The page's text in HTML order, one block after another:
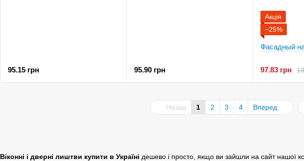
Віконні і дверні лиштви купити в Україні дешево і просто, якщо ви зайшли на сайт нашої
95.15 грн 95.90 грн
Акція
−25%
Фасадный
97.83 грн
Назад 1 2 3 4 Вперед